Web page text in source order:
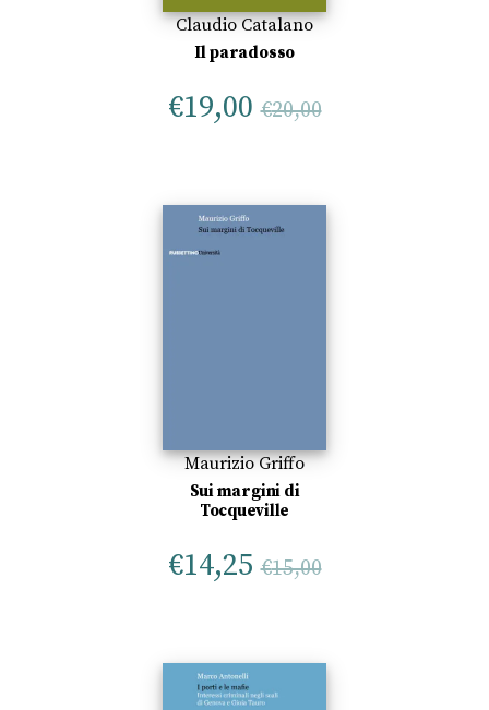
Claudio Catalano
Il paradosso
€19,00 €20,00
Maurizio Griffo
Sui margini di
Tocqueville
€14,25 €15,00